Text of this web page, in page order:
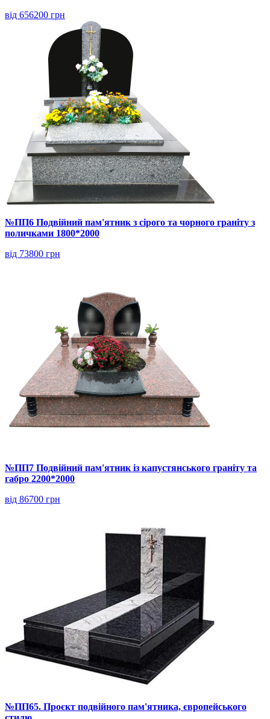
від 656200 грн
№ПП6 Подвійний пам'ятник з сірого та чорного граніту з
поличками 1800*2000
від 73800 грн
№ПП7 Подвійний пам'ятник із капустянського граніту та
габро 2200*2000
від 86700 грн
№ПП65. Проєкт подвійного пам'ятника, європейського